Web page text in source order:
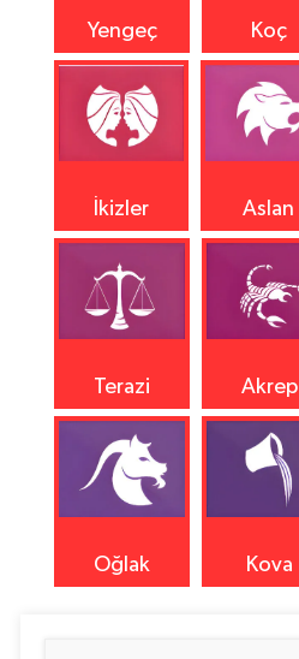
Yengeç Koç
İkizler Aslan
Terazi Akrep
Oğlak Kova